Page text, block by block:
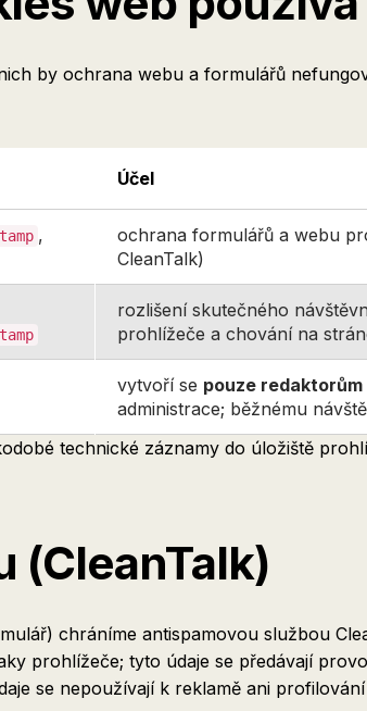
by ochrana webu a formulářů
Účel
,
ochrana formulářů a webu
CleanTalk)
rozlišení skutečného
prohlížeče a chování na
vytvoří se pouze
administrace; běžnému
technické záznamy do úložiště
(CleanTalk)
chráníme antispamovou službou
prohlížeče; tyto údaje se předávají
se nepoužívají k reklamě ani